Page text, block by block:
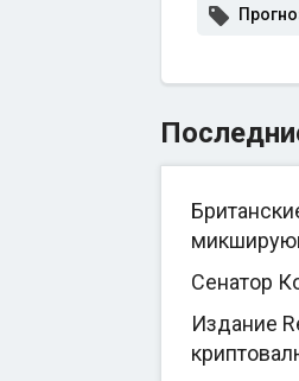
Сенатор
Издание